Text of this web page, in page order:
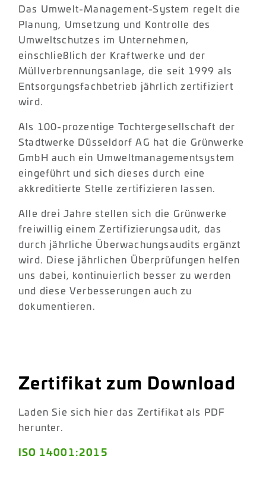
Das Umwelt-Management-System regelt die
Planung, Umsetzung und Kontrolle des
Umweltschutzes im Unternehmen,
einschließlich der Kraftwerke und der
Müllverbrennungsanlage, die seit 1999 als
Entsorgungsfachbetrieb jährlich zertifiziert
wird.
Als 100-prozentige Tochtergesellschaft der
Stadtwerke Düsseldorf AG hat die Grünwerke
GmbH auch ein Umweltmanagementsystem
eingeführt und sich dieses durch eine
akkreditierte Stelle zertifizieren lassen.
Alle drei Jahre stellen sich die Grünwerke
freiwillig einem Zertifizierungsaudit, das
durch jährliche Überwachungsaudits ergänzt
wird. Diese jährlichen Überprüfungen helfen
uns dabei, kontinuierlich besser zu werden
und diese Verbesserungen auch zu
dokumentieren.
Zertifikat zum Download
Laden Sie sich hier das Zertifikat als PDF
herunter.
ISO 14001:2015